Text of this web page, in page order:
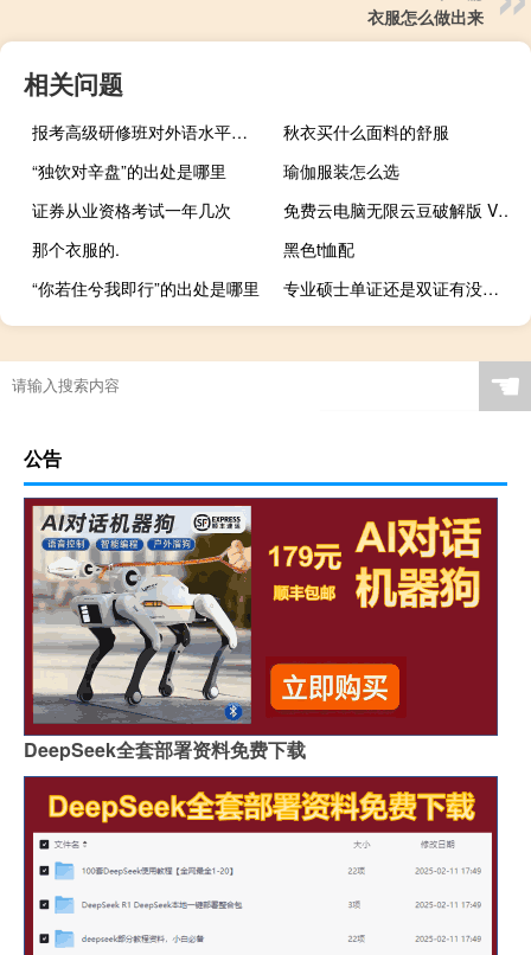
衣服怎么做出来
相关问题
报考高级研修班对外语水平要求
秋衣买什么面料的舒服
“独饮对辛盘”的出处是哪里
瑜伽服装怎么选
证券从业资格考试一年几次
免费云电脑无限云豆破解版 V6.2.2.21 永久免费版（免费云电脑无限云豆破解版 V6.2.2.21 永久免费版功能简介）
那个衣服的.
黑色t恤配
“你若住兮我即行”的出处是哪里
专业硕士单证还是双证有没有入学考试
☚
公告
DeepSeek全套部署资料免费下载